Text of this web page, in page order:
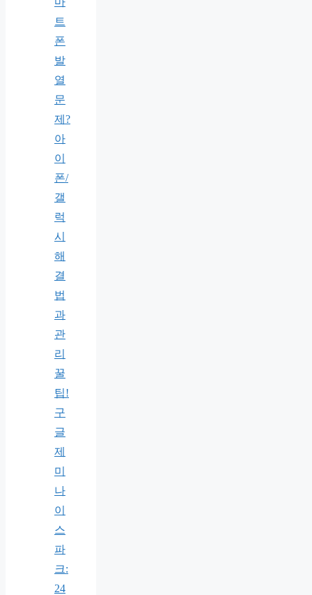
트
폰
발
열
문
제?
아
이
폰/
갤
럭
시
해
결
법
과
관
리
꿀
팁!
구
글
제
미
나
이
스
파
크:
24